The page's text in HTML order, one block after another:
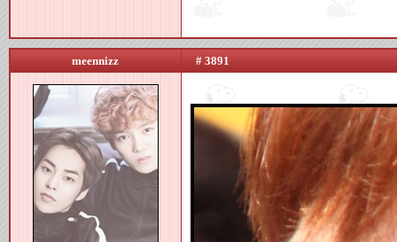
meennizz # 3891